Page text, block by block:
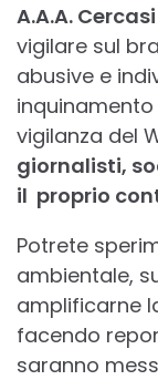
A.A.A.
vigilare sul
abusive e
inquinamento
vigilanza del
giornalisti,
il proprio
Potrete
ambientale,
amplificarne
facendo
saranno